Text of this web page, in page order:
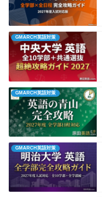
GMARCH英語対策
GMARCH英語対策
GMARCH英語対策